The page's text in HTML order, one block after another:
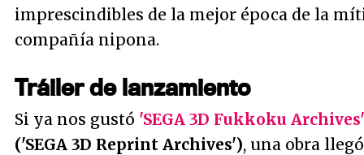
imprescindibles de la mejor época de la
compañía nipona.
Tráiler de lanzamiento
Si ya nos gustó 'SEGA 3D Fukkoku Archives'
('SEGA 3D Reprint Archives'), una obra